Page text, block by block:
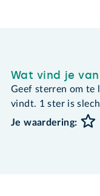
Wat vind je
Geef sterren om te
vindt. 1 ster is
Je waardering: